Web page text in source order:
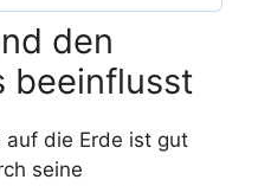
den
beeinflusst
auf die Erde ist gut
seine